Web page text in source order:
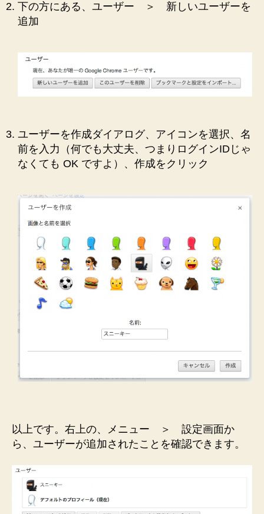
下の方にある、ユーザー ＞ 新しいユーザーを
追加
ユーザーを作成ダイアログ、アイコンを選択、名
前を入力（何でも大丈夫、つまりログインIDじゃ
なくても OK ですよ）、作成をクリック
以上です。右上の、メニュー ＞ 設定画面か
ら、ユーザーが追加されたことを確認できます。